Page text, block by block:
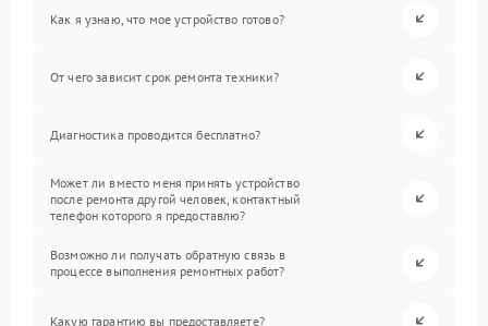
Как я узнаю, что мое устройство готово?
От чего зависит срок ремонта техники?
Диагностика проводится бесплатно?
Может ли вместо меня принять устройство
после ремонта другой человек, контактный
телефон которого я предоставлю?
Возможно ли получать обратную связь в
процессе выполнения ремонтных работ?
Какую гарантию вы предоставляете?